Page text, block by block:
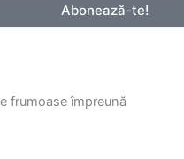
Abonează-te!
frumoase împreună